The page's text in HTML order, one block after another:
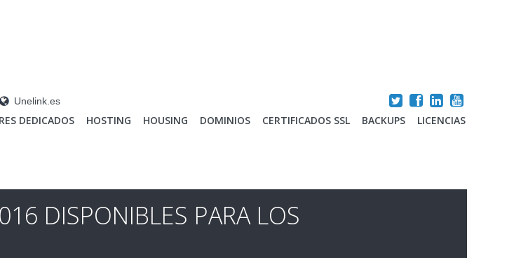
Unelink.es
DEDICADOS HOSTING HOUSING DOMINIOS CERTIFICADOS SSL BACKUPS LICENCIAS
DISPONIBLES PARA LOS